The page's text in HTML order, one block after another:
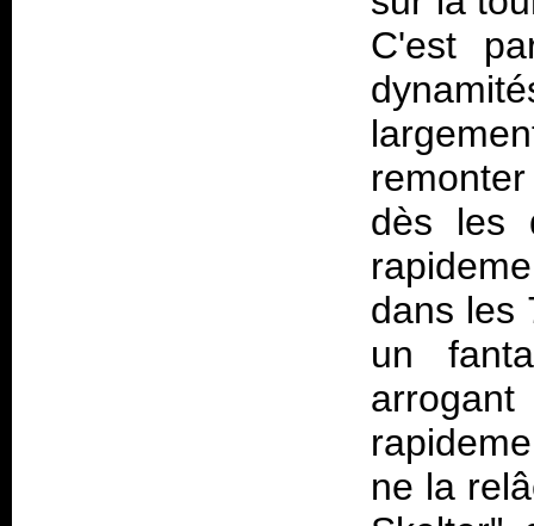
C'est
dès les
dans les
un
arrogant
ne la